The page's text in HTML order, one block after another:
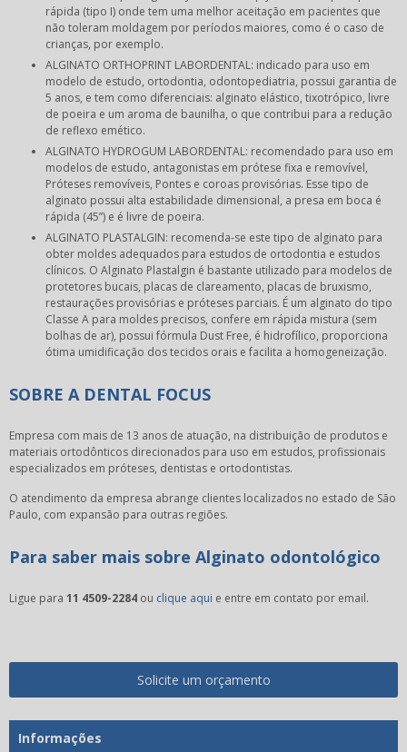
rápida (tipo I) onde tem uma melhor aceitação em pacientes que
não toleram moldagem por períodos maiores, como é o caso de
crianças, por exemplo.
ALGINATO ORTHOPRINT LABORDENTAL: indicado para uso em
modelo de estudo, ortodontia, odontopediatria, possui garantia de
5 anos, e tem como diferenciais: alginato elástico, tixotrópico, livre
de poeira e um aroma de baunilha, o que contribui para a redução
de reflexo emético.
ALGINATO HYDROGUM LABORDENTAL: recomendado para uso em
modelos de estudo, antagonistas em prótese fixa e removível,
Próteses removíveis, Pontes e coroas provisórias. Esse tipo de
alginato possui alta estabilidade dimensional, a presa em boca é
rápida (45’’) e é livre de poeira.
ALGINATO PLASTALGIN: recomenda-se este tipo de alginato para
obter moldes adequados para estudos de ortodontia e estudos
clínicos. O Alginato Plastalgin é bastante utilizado para modelos de
protetores bucais, placas de clareamento, placas de bruxismo,
restaurações provisórias e próteses parciais. É um alginato do tipo
Classe A para moldes precisos, confere em rápida mistura (sem
bolhas de ar), possui fórmula Dust Free, é hidrofílico, proporciona
ótima umidificação dos tecidos orais e facilita a homogeneização.
SOBRE A DENTAL FOCUS
Empresa com mais de 13 anos de atuação, na distribuição de produtos e
materiais ortodônticos direcionados para uso em estudos, profissionais
especializados em próteses, dentistas e ortodontistas.
O atendimento da empresa abrange clientes localizados no estado de São
Paulo, com expansão para outras regiões.
Para saber mais sobre Alginato odontológico
Ligue para 11 4509-2284 ou clique aqui e entre em contato por email.
Solicite um orçamento
Informações